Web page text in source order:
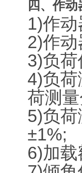
四、作
1)作
2)作
3)负
4)负
荷测
5)负
±1%;
6)加